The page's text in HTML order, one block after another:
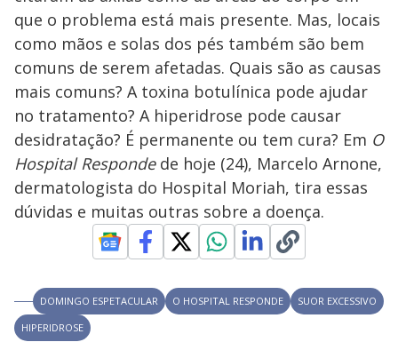
V
i
d
e
o
M
u
d
o
que o problema está mais presente. Mas, locais
como mãos e solas dos pés também são bem
comuns de serem afetadas. Quais são as causas
mais comuns? A toxina botulínica pode ajudar
no tratamento? A hiperidrose pode causar
desidratação? É permanente ou tem cura? Em O
Hospital Respondede hoje (24), Marcelo Arnone,
dermatologista do Hospital Moriah, tira essas
dúvidas e muitas outras sobre a doença.
DOMINGO ESPETACULAR O HOSPITAL RESPONDE
SUOR EXCESSIVO
HIPERIDROSE